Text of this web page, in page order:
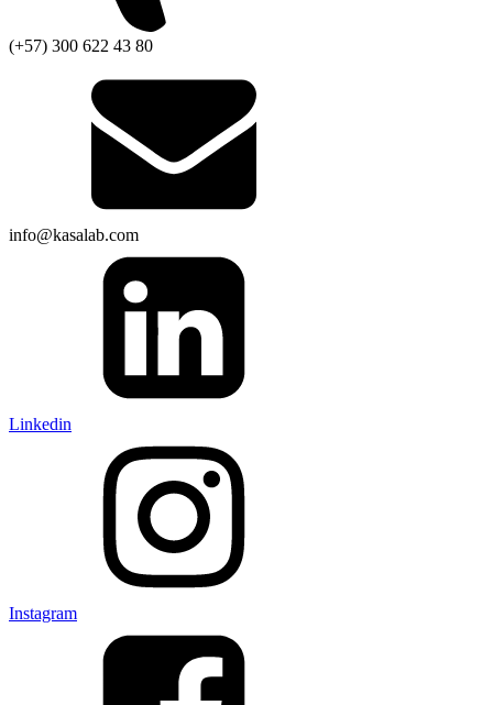
(+57) 300 622 43 80
info@kasalab.com
Linkedin
Instagram